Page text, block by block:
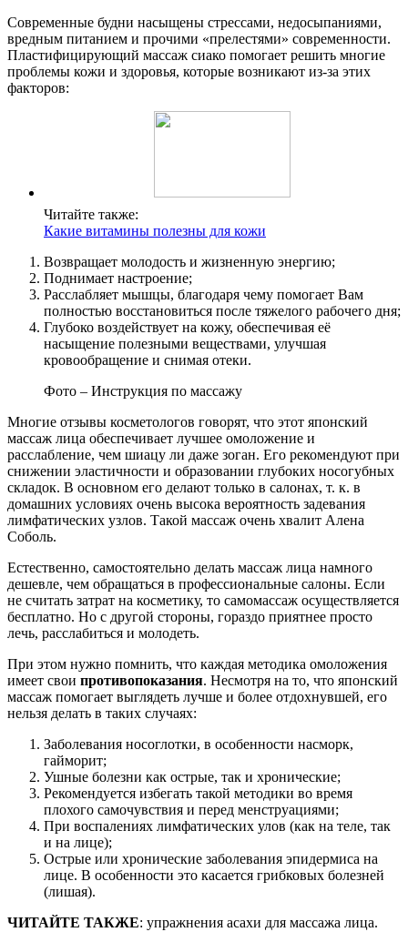
Современные будни насыщены стрессами, недосыпаниями,
вредным питанием и прочими «прелестями» современности.
Пластифицирующий массаж сиако помогает решить многие
проблемы кожи и здоровья, которые возникают из-за этих
факторов:
Читайте также:
Какие витамины полезны для кожи
Возвращает молодость и жизненную энергию;
Поднимает настроение;
Расслабляет мышцы, благодаря чему помогает Вам
полностью восстановиться после тяжелого рабочего дня;
Глубоко воздействует на кожу, обеспечивая её
насыщение полезными веществами, улучшая
кровообращение и снимая отеки.
Фото – Инструкция по массажу
Многие отзывы косметологов говорят, что этот японский
массаж лица обеспечивает лучшее омоложение и
расслабление, чем шиацу ли даже зоган. Его рекомендуют при
снижении эластичности и образовании глубоких носогубных
складок. В основном его делают только в салонах, т. к. в
домашних условиях очень высока вероятность задевания
лимфатических узлов. Такой массаж очень хвалит Алена
Соболь.
Естественно, самостоятельно делать массаж лица намного
дешевле, чем обращаться в профессиональные салоны. Если
не считать затрат на косметику, то самомассаж осуществляется
бесплатно. Но с другой стороны, гораздо приятнее просто
лечь, расслабиться и молодеть.
При этом нужно помнить, что каждая методика омоложения
имеет свои противопоказания. Несмотря на то, что японский
массаж помогает выглядеть лучше и более отдохнувшей, его
нельзя делать в таких случаях:
Заболевания носоглотки, в особенности насморк,
гайморит;
Ушные болезни как острые, так и хронические;
Рекомендуется избегать такой методики во время
плохого самочувствия и перед менструациями;
При воспалениях лимфатических улов (как на теле, так
и на лице);
Острые или хронические заболевания эпидермиса на
лице. В особенности это касается грибковых болезней
(лишая).
ЧИТАЙТЕ ТАКЖЕ: упражнения асахи для массажа лица.